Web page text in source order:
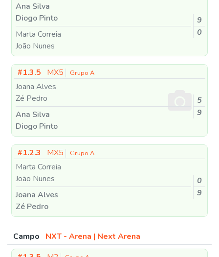
Ana Silva
Diogo Pinto
Marta Correia
João Nunes
9
0
#1.3.5 MX5 Grupo A
Joana Alves
Zé Pedro
Ana Silva
Diogo Pinto
5
9
#1.2.3 MX5 Grupo A
Marta Correia
João Nunes
Joana Alves
Zé Pedro
0
9
Campo
NXT - Arena | Next Arena